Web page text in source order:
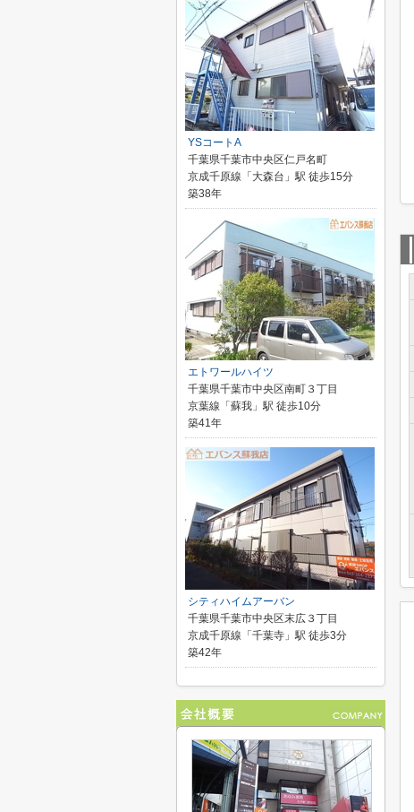
YSコートA
千葉県千葉市中央区仁戸名町
京成千原線「大森台」駅 徒歩15分
築38年
エトワールハイツ
千葉県千葉市中央区南町３丁目
京葉線「蘇我」駅 徒歩10分
築41年
シティハイムアーバン
千葉県千葉市中央区末広３丁目
京成千原線「千葉寺」駅 徒歩3分
築42年